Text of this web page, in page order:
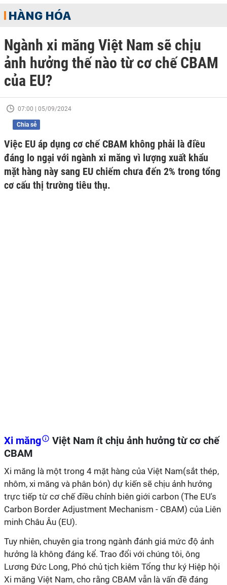
HÀNG HÓA
Ngành xi măng Việt Nam sẽ chịu
ảnh hưởng thế nào từ cơ chế CBAM
của EU?
07:00 | 05/09/2024
Chia sẻ
Việc EU áp dụng cơ chế CBAM không phải là điều
đáng lo ngại với ngành xi măng vì lượng xuất khẩu
mặt hàng này sang EU chiếm chưa đến 2% trong tổng
cơ cấu thị trường tiêu thụ.
Xi măng
Việt Nam ít chịu ảnh hưởng từ cơ chế
CBAM
Xi măng là một trong 4 mặt hàng của Việt Nam(sắt thép,
nhôm, xi măng và phân bón) dự kiến sẽ chịu ảnh hưởng
trực tiếp từ cơ chế điều chỉnh biên giới carbon (The EU's
Carbon Border Adjustment Mechanism - CBAM) của Liên
minh Châu Âu (EU).
Tuy nhiên, chuyên gia trong ngành đánh giá mức độ ảnh
hưởng là không đáng kể. Trao đổi với chúng tôi, ông
Lương Đức Long, Phó chủ tịch kiêm Tổng thư ký Hiệp hội
Xi măng Việt Nam, cho rằng CBAM vẫn là vấn đề đáng